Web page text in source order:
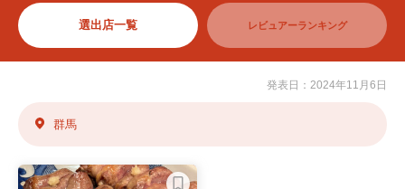
選出店一覧 レビュアーランキング
発表日：2024年11月6日
群馬